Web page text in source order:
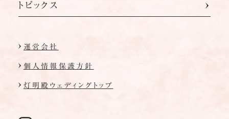
トピックス
運営会社
個人情報保護方針
灯明殿ウェディングトップ